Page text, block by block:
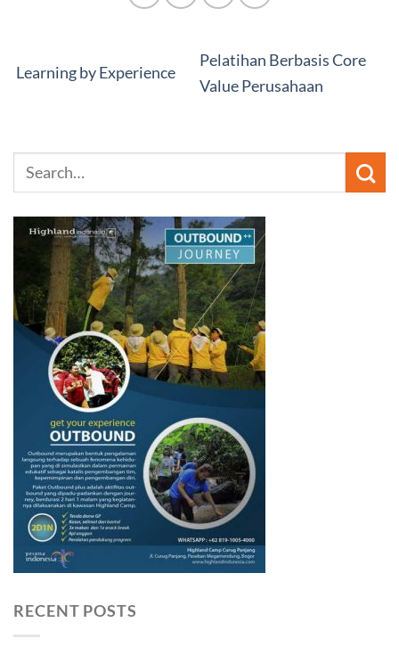
Learning by Experience
Pelatihan Berbasis Core
Value Perusahaan
RECENT POSTS